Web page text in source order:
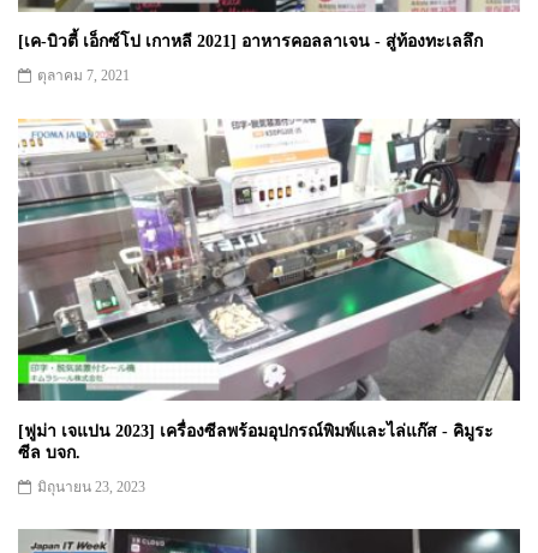
[เค-บิวตี้ เอ็กซ์โป เกาหลี 2021] อาหารคอลลาเจน - สู่ท้องทะเลลึก
ตุลาคม 7, 2021
[ฟูม่า เจแปน 2023] เครื่องซีลพร้อมอุปกรณ์พิมพ์และไล่แก๊ส - คิมูระ
ซีล บจก.
มิถุนายน 23, 2023